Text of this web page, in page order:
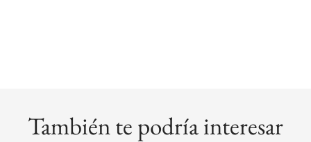
También te podría interesar